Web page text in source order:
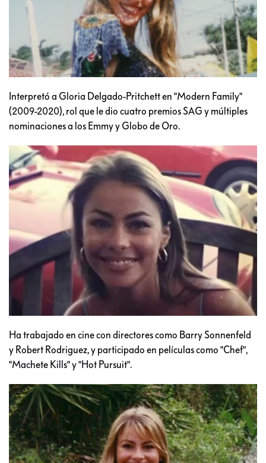
Interpretó a Gloria Delgado-Pritchett en "Modern Family"
(2009-2020), rol que le dio cuatro premios SAG y múltiples
nominaciones a los Emmy y Globo de Oro.
Ha trabajado en cine con directores como Barry Sonnenfeld
y Robert Rodriguez, y participado en películas como "Chef",
"Machete Kills" y "Hot Pursuit".